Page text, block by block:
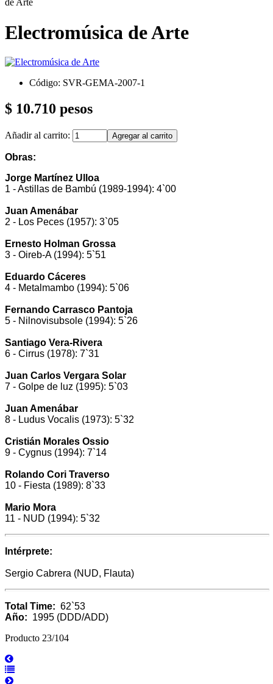
de Arte
Electromúsica de Arte
Código: SVR-GEMA-2007-1
$ 10.710 pesos
Añadir al carrito:
Obras:
Jorge Martínez Ulloa
1 - Astillas de Bambú (1989-1994): 4`00
Juan Amenábar
2 - Los Peces (1957): 3`05
Ernesto Holman Grossa
3 - Oireb-A (1994): 5`51
Eduardo Cáceres
4 - Metalmambo (1994): 5`06
Fernando Carrasco Pantoja
5 - Nilnovisubsole (1994): 5`26
Santiago Vera-Rivera
6 - Cirrus (1978): 7`31
Juan Carlos Vergara Solar
7 - Golpe de luz (1995): 5`03
Juan Amenábar
8 - Ludus Vocalis (1973): 5`32
Cristián Morales Ossio
9 - Cygnus (1994): 7`14
Rolando Cori Traverso
10 - Fiesta (1989): 8`33
Mario Mora
11 - NUD (1994): 5`32
Intérprete:
Sergio Cabrera (NUD, Flauta)
Total Time: 62`53
Año: 1995 (DDD/ADD)
Producto 23/104